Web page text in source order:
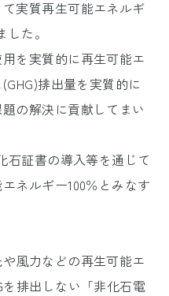
実質再生可能エネルギ
た。
を実質的に再生可能エ
排出量を実質的に
の解決に貢献してまい
証書の導入等を通じて
ネルギー100％とみなす
風力などの再生可能エ
排出しない「非化石電